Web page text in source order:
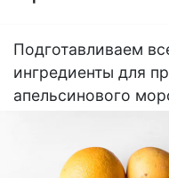
Подготавливаем
ингредиенты для
апельсинового